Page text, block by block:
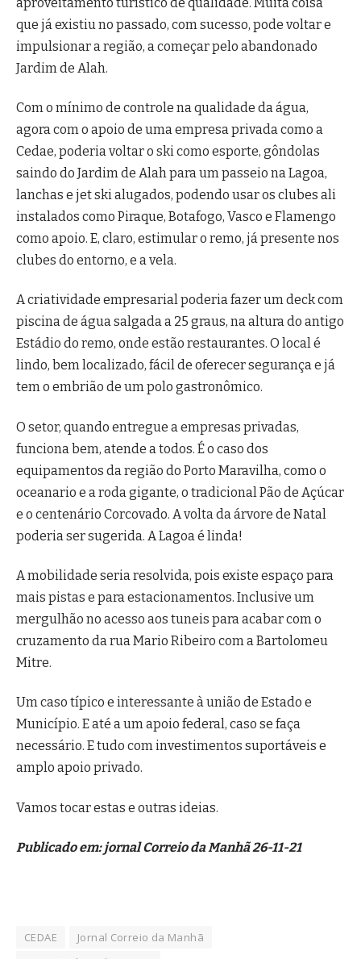
que já existiu no passado, com sucesso, pode voltar e
impulsionar a região, a começar pelo abandonado
Jardim de Alah.
Com o mínimo de controle na qualidade da água,
agora com o apoio de uma empresa privada como a
Cedae, poderia voltar o ski como esporte, gôndolas
saindo do Jardim de Alah para um passeio na Lagoa,
lanchas e jet ski alugados, podendo usar os clubes ali
instalados como Piraque, Botafogo, Vasco e Flamengo
como apoio. E, claro, estimular o remo, já presente nos
clubes do entorno, e a vela.
A criatividade empresarial poderia fazer um deck com
piscina de água salgada a 25 graus, na altura do antigo
Estádio do remo, onde estão restaurantes. O local é
lindo, bem localizado, fácil de oferecer segurança e já
tem o embrião de um polo gastronômico.
O setor, quando entregue a empresas privadas,
funciona bem, atende a todos. É o caso dos
equipamentos da região do Porto Maravilha, como o
oceanario e a roda gigante, o tradicional Pão de Açúcar
e o centenário Corcovado. A volta da árvore de Natal
poderia ser sugerida. A Lagoa é linda!
A mobilidade seria resolvida, pois existe espaço para
mais pistas e para estacionamentos. Inclusive um
mergulhão no acesso aos tuneis para acabar com o
cruzamento da rua Mario Ribeiro com a Bartolomeu
Mitre.
Um caso típico e interessante à união de Estado e
Município. E até a um apoio federal, caso se faça
necessário. E tudo com investimentos suportáveis e
amplo apoio privado.
Vamos tocar estas e outras ideias.
Publicado em: jornal Correio da Manhã 26-11-21
CEDAE
Jornal Correio da Manhã